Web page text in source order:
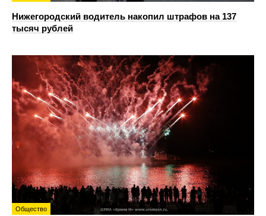
Нижегородский водитель накопил штрафов на 137
тысяч рублей
Общество